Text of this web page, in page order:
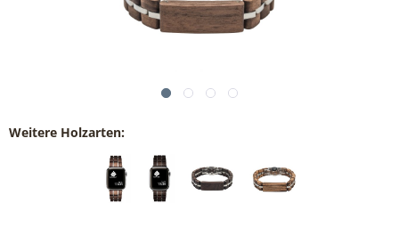
Weitere Holzarten: